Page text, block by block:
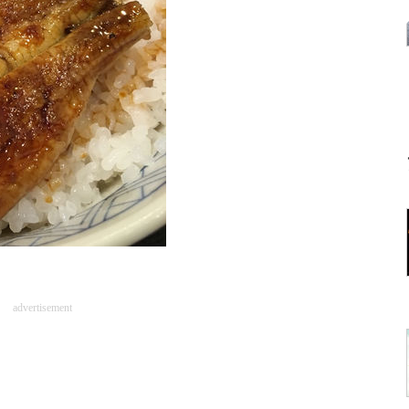
advertisement